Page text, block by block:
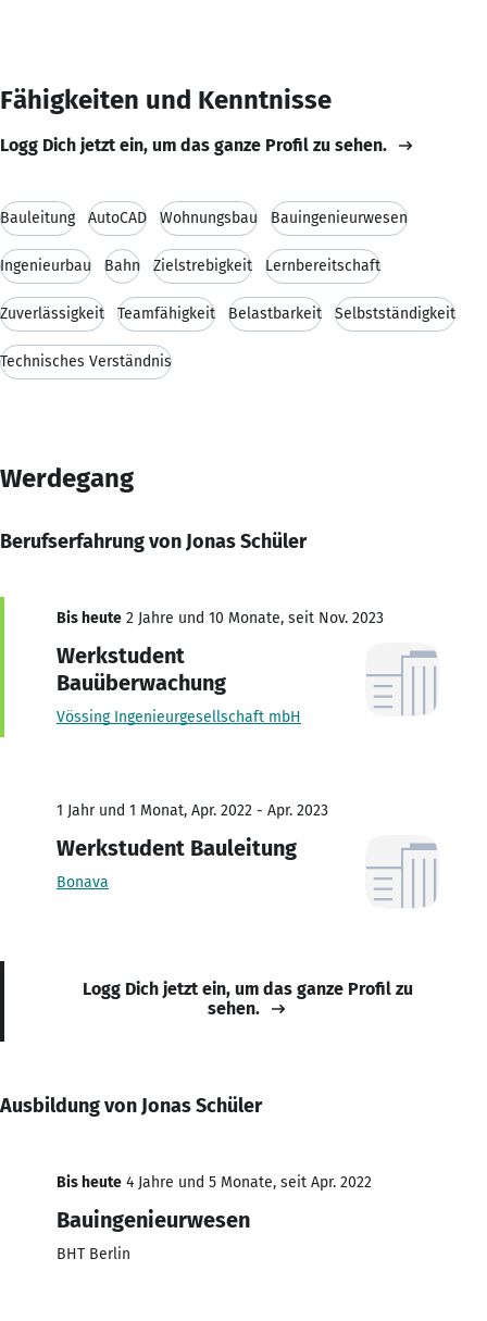
Fähigkeiten und Kenntnisse
Logg Dich jetzt ein, um das ganze Profil zu sehen.
Bauleitung AutoCAD Wohnungsbau Bauingenieurwesen
Ingenieurbau Bahn Zielstrebigkeit Lernbereitschaft
Zuverlässigkeit Teamfähigkeit Belastbarkeit Selbstständigkeit
Technisches Verständnis
Werdegang
Berufserfahrung von Jonas Schüler
Bis heute 2 Jahre und 10 Monate, seit Nov. 2023
Werkstudent
Bauüberwachung
Vössing Ingenieurgesellschaft mbH
1 Jahr und 1 Monat, Apr. 2022 - Apr. 2023
Werkstudent Bauleitung
Bonava
Logg Dich jetzt ein, um das ganze Profil zu
sehen.
Ausbildung von Jonas Schüler
Bis heute 4 Jahre und 5 Monate, seit Apr. 2022
Bauingenieurwesen
BHT Berlin